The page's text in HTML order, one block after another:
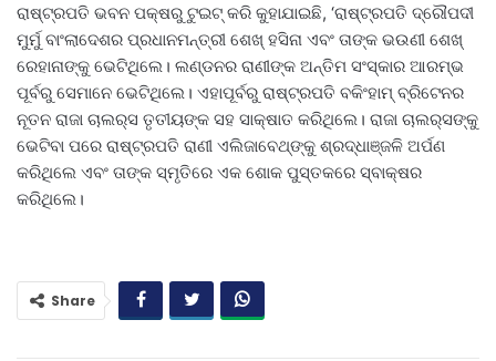
ରାଷ୍ଟ୍ରପତି ଭବନ ପକ୍ଷରୁ ଟୁଇଟ୍‌ କରି କୁହାଯାଇଛି, ‘ରାଷ୍ଟ୍ରପତି ଦ୍ରୌପଦୀ
ମୁର୍ମୁ ବାଂଲାଦେଶର ପ୍ରଧାନମନ୍ତ୍ରୀ ଶେଖ୍‌ ହସିନା ଏବଂ ତାଙ୍କ ଭଉଣୀ ଶେଖ୍‌
ରେହାନାଙ୍କୁ ଭେଟିଥିଲେ। ଲଣ୍ଡନର ରାଣୀଙ୍କ ଅନ୍ତିମ ସଂସ୍କାର ଆରମ୍ଭ
ପୂର୍ବରୁ ସେମାନେ ଭେଟିଥିଲେ। ଏହାପୂର୍ବରୁ ରାଷ୍ଟ୍ରପତି ବକିଂହାମ୍‌ ବ୍ରିଟେନର
ନୂତନ ରାଜା ଚାଲର୍‌ସ ତୃତୀୟଙ୍କ ସହ ସାକ୍ଷାତ କରିଥିଲେ। ରାଜା ଚାଲର୍‌ସଙ୍କୁ
ଭେଟିବା ପରେ ରାଷ୍ଟ୍ରପତି ରାଣୀ ଏଲିଜାବେଥ୍‌ଙ୍କୁ ଶ୍ରଦ୍ଧାଞ୍ଜଳି ଅର୍ପଣ
କରିଥିଲେ ଏବଂ ତାଙ୍କ ସ୍ମୃତିରେ ଏକ ଶୋକ ପୁସ୍ତକରେ ସ୍ବାକ୍ଷର
କରିଥିଲେ।
Share